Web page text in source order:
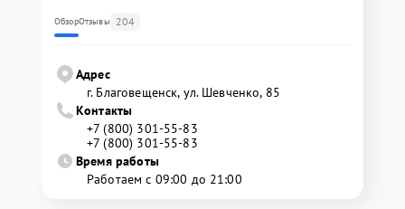
ОбзорОтзывы 204
Адрес
г. Благовещенск, ул. Шевченко, 85
Контакты
+7 (800) 301-55-83
+7 (800) 301-55-83
Время работы
Работаем с 09:00 до 21:00